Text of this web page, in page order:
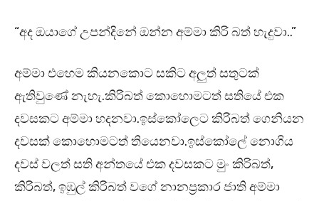
“අද ඔයාගේ උපන්දිනේ ඔන්න අම්මා කිරි බත් හැදුවා..”
අම්මා එහෙම කියනකොට සකිට අලුත් සතුටක්
ඇතිවුණේ නැහැ.කිරිබත් කොහොමටත් සතියේ එක
දවසකට අම්මා හදනවා.ඉස්කෝලෙට කිරිබත් ගෙනියන
දවසක් කොහොමටත් තියෙනවා.ඉස්කෝලේ නොගිය
දවස් වලත් සති අන්තයේ එක දවසකට මුං කිරිබත්,
කිරිබත්, ඉඹුල් කිරිබත් වගේ නානප්‍රකාර ජාති අම්මා